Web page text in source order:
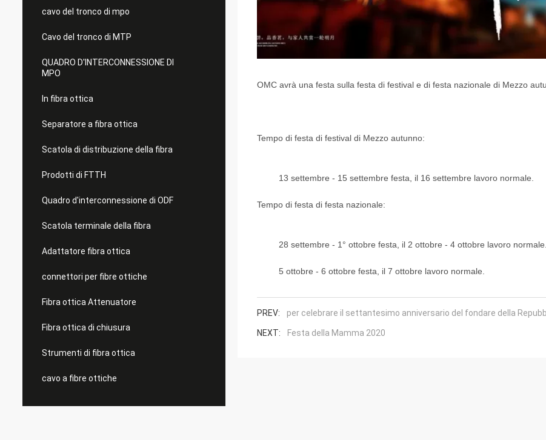
cavo del tronco di mpo
Cavo del tronco di MTP
QUADRO D'INTERCONNESSIONE DI
MPO
In fibra ottica
Separatore a fibra ottica
Scatola di distribuzione della fibra
Prodotti di FTTH
Quadro d'interconnessione di ODF
Scatola terminale della fibra
Adattatore fibra ottica
connettori per fibre ottiche
Fibra ottica Attenuatore
Fibra ottica di chiusura
Strumenti di fibra ottica
cavo a fibre ottiche
OMC avrà una festa sulla festa di festival e di festa nazionale di Mezzo
Tempo di festa di festival di Mezzo autunno:
13 settembre - 15 settembre festa, il 16 settembre lavoro normale.
Tempo di festa di festa nazionale:
28 settembre - 1° ottobre festa, il 2 ottobre - 4 ottobre lavoro normale.
5 ottobre - 6 ottobre festa, il 7 ottobre lavoro normale.
PREV: per celebrare il settantesimo anniversario del fondare della
NEXT: Festa della Mamma 2020